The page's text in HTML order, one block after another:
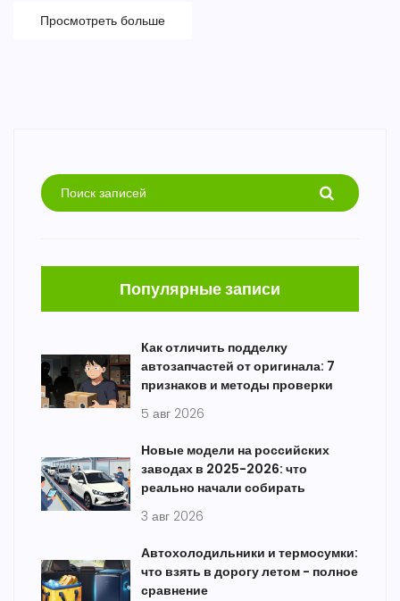
Просмотреть больше
Популярные записи
Как отличить подделку
автозапчастей от оригинала: 7
признаков и методы проверки
5 авг 2026
Новые модели на российских
заводах в 2025-2026: что
реально начали собирать
3 авг 2026
Автохолодильники и термосумки:
что взять в дорогу летом - полное
сравнение